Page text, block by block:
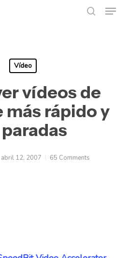
Menu
Vídeo
vídeos de
más rápido y
abril 12, 2007 65 Comments